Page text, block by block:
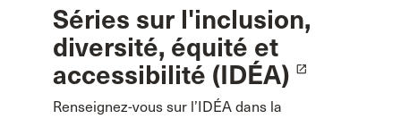
Séries sur l'inclusion,
diversité, équité et
accessibilité (IDÉA) launch
Renseignez-vous sur l’IDÉA dans la